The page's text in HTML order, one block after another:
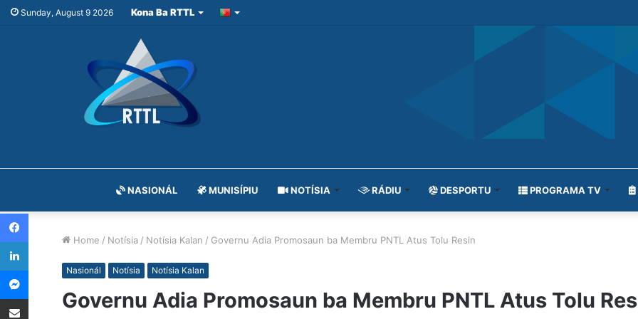
Sunday, August 9 2026 Kona Ba RTTL
NASIONÁL MUNISÍPIU NOTÍSIA RÁDIU DESPORTU PROGRAMA TV
Home / Notísia / Notísia Kalan / Governu Adia Promosaun ba Membru PNTL Atus Tolu Resin
Nasionál Notísia Notísia Kalan
Governu Adia Promosaun ba Membru PNTL Atus Tolu
Facebook
LinkedIn
Messenger